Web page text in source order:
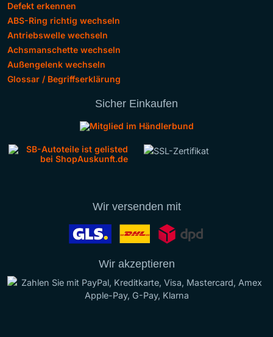
Defekt erkennen
ABS-Ring richtig wechseln
Antriebswelle wechseln
Achsmanschette wechseln
Außengelenk wechseln
Glossar / Begriffserklärung
Sicher Einkaufen
Wir versenden mit
Wir akzeptieren